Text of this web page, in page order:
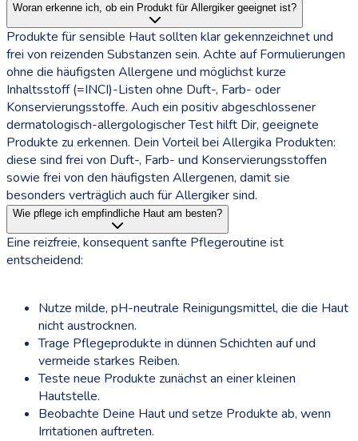
Woran erkenne ich, ob ein Produkt für Allergiker geeignet ist?
Produkte für sensible Haut sollten klar gekennzeichnet und
frei von reizenden Substanzen sein. Achte auf Formulierungen
ohne die häufigsten Allergene und möglichst kurze
Inhaltsstoff (=INCI)-Listen ohne Duft-, Farb- oder
Konservierungsstoffe. Auch ein positiv abgeschlossener
dermatologisch-allergologischer Test hilft Dir, geeignete
Produkte zu erkennen. Dein Vorteil bei Allergika Produkten:
diese sind frei von Duft-, Farb- und Konservierungsstoffen
sowie frei von den häufigsten Allergenen, damit sie
besonders verträglich auch für Allergiker sind.
Wie pflege ich empfindliche Haut am besten?
Eine reizfreie, konsequent sanfte Pflegeroutine ist
entscheidend:
Nutze milde, pH-neutrale Reinigungsmittel, die die Haut
nicht austrocknen.
Trage Pflegeprodukte in dünnen Schichten auf und
vermeide starkes Reiben.
Teste neue Produkte zunächst an einer kleinen
Hautstelle.
Beobachte Deine Haut und setze Produkte ab, wenn
Irritationen auftreten.